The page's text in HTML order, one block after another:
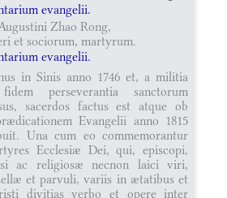
evangelii.
Zhao Rong,
et sociorum, martyrum.
evangelii.
in Sinis anno 1746 et, a militia
perseverantia sanctorum
sacerdos factus est atque ob
Evangelii anno 1815
Una cum eo commemorantur
Ecclesiæ Dei, qui, episcopi,
ac religiosæ necnon laici viri,
et parvuli, variis in ætatibus et
divitias verbo et opere inter